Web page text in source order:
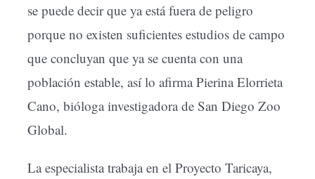
se puede decir que ya está fuera de peligro
porque no existen suficientes estudios de campo
que concluyan que ya se cuenta con una
población estable, así lo afirma Pierina Elorrieta
Cano, bióloga investigadora de San Diego Zoo
Global.
La especialista trabaja en el Proyecto Taricaya,